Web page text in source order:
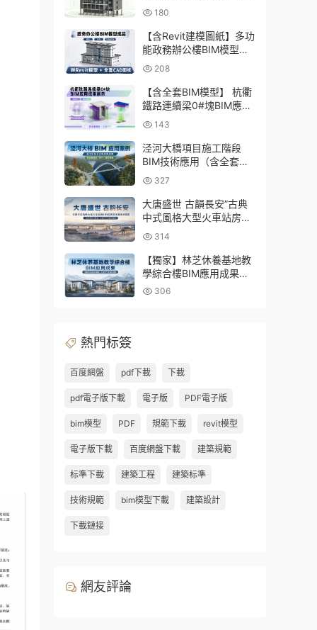
型成品，包含全套BIM建
模CAD圖紙下載
180
【含Revit建模圖紙】多功
能政務辦公樓BIM模型成
品，包含建築+結構+機電
三大專業Revit模型及配套
建模CAD圖紙
208
【含全套BIM模型】 杭衢
鐵路連續梁0#塊BIM應用
成果｜鋼筋與預應力深化
施工實戰資料
143
泾河大橋項目施工階段
BIM技術應用（含全套
BIM模型、彙報PPT及演
示視頻）
327
大唐盛世 古韻長安”古典
中式風格大型火車站房
BIM應用及關鍵技術研發
（含全套BIM模型、彙報
PPT及演示視頻）
314
【獨家】林芝休養基地教
學綜合樓BIM應用成果
（全套資料含BIM模型、
306
熱門标簽
百度網盤 pdf下載 下載
pdf電子版下載 電子版 PDF電子版
bim模型 PDF 規範下載 revit模型
電子版下載 百度網盤下載 建築規範
标準下載 建築工程 建築标準
技術規範 bim模型下載 建築設計
下載鏈接
網友評論